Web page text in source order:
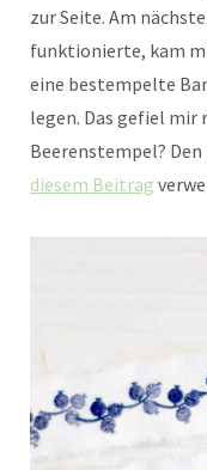
zur Seite. Am
funktionierte, kam
eine bestempelte
legen. Das gefiel mir
Beerenstempel?
diesem Beitrag